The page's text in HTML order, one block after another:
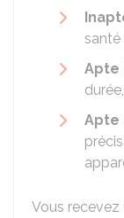
santé
Apte
Apte
Vous